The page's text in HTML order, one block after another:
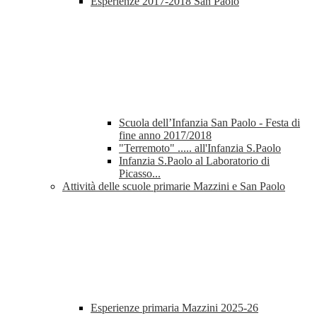
Scuola dell’Infanzia San Paolo - Festa di
fine anno 2017/2018
"Terremoto" ..... all'Infanzia S.Paolo
Infanzia S.Paolo al Laboratorio di
Picasso...
Attività delle scuole primarie Mazzini e San Paolo
Esperienze primaria Mazzini 2025-26